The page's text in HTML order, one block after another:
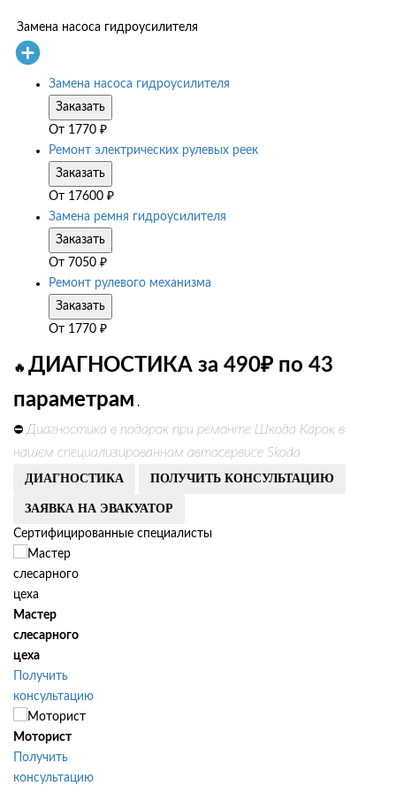
Замена насоса гидроусилителя
Замена насоса гидроусилителя
Заказать
От 1770 ₽
Ремонт электрических рулевых реек
Заказать
От 17600 ₽
Замена ремня гидроусилителя
Заказать
От 7050 ₽
Ремонт рулевого механизма
Заказать
От 1770 ₽
🔥 ДИАГНОСТИКА за 490₽ по 43
параметрам .
⛔ Диагностика в подарок при ремонте Шкода Карок в
нашем специализированном автосервисе Skoda
ДИАГНОСТИКА ПОЛУЧИТЬ КОНСУЛЬТАЦИЮ
ЗАЯВКА НА ЭВАКУАТОР
Сертифицированные специалисты
Мастер
слесарного
цеха
Получить
консультацию
Моторист
Получить
консультацию